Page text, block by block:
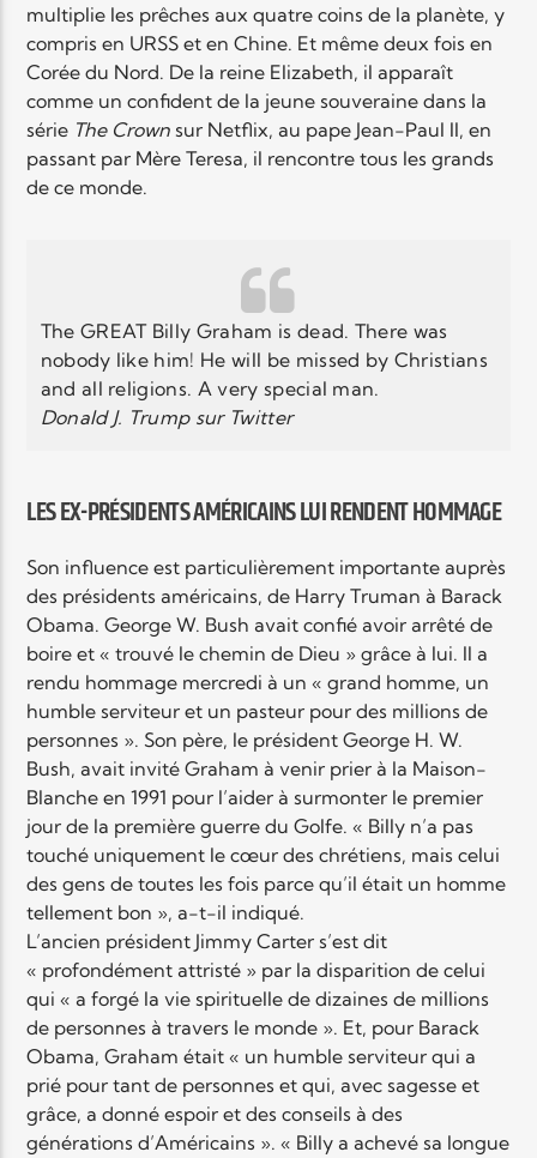
Elyon Live
Elyon Kids
multiplie les prêches aux quatre coins de la planète, y
compris en URSS et en Chine. Et même deux fois en
Corée du Nord. De la reine Elizabeth, il apparaît
comme un confident de la jeune souveraine dans la
série The Crown sur Netflix, au pape Jean-Paul II, en
passant par Mère Teresa, il rencontre tous les grands
de ce monde.
The GREAT Billy Graham is dead. There was
nobody like him! He will be missed by Christians
and all religions. A very special man.
Donald J. Trump sur Twitter
LES EX-PRÉSIDENTS AMÉRICAINS LUI RENDENT HOMMAGE
Son influence est particulièrement importante auprès
des présidents américains, de Harry Truman à Barack
Obama. George W. Bush avait confié avoir arrêté de
boire et « trouvé le chemin de Dieu » grâce à lui. Il a
rendu hommage mercredi à un « grand homme, un
humble serviteur et un pasteur pour des millions de
personnes ». Son père, le président George H. W.
Bush, avait invité Graham à venir prier à la Maison-
Blanche en 1991 pour l’aider à surmonter le premier
jour de la première guerre du Golfe. « Billy n’a pas
touché uniquement le cœur des chrétiens, mais celui
des gens de toutes les fois parce qu’il était un homme
tellement bon », a-t-il indiqué.
L’ancien président Jimmy Carter s’est dit
« profondément attristé » par la disparition de celui
qui « a forgé la vie spirituelle de dizaines de millions
de personnes à travers le monde ». Et, pour Barack
Obama, Graham était « un humble serviteur qui a
prié pour tant de personnes et qui, avec sagesse et
grâce, a donné espoir et des conseils à des
générations d’Américains ». « Billy a achevé sa longue